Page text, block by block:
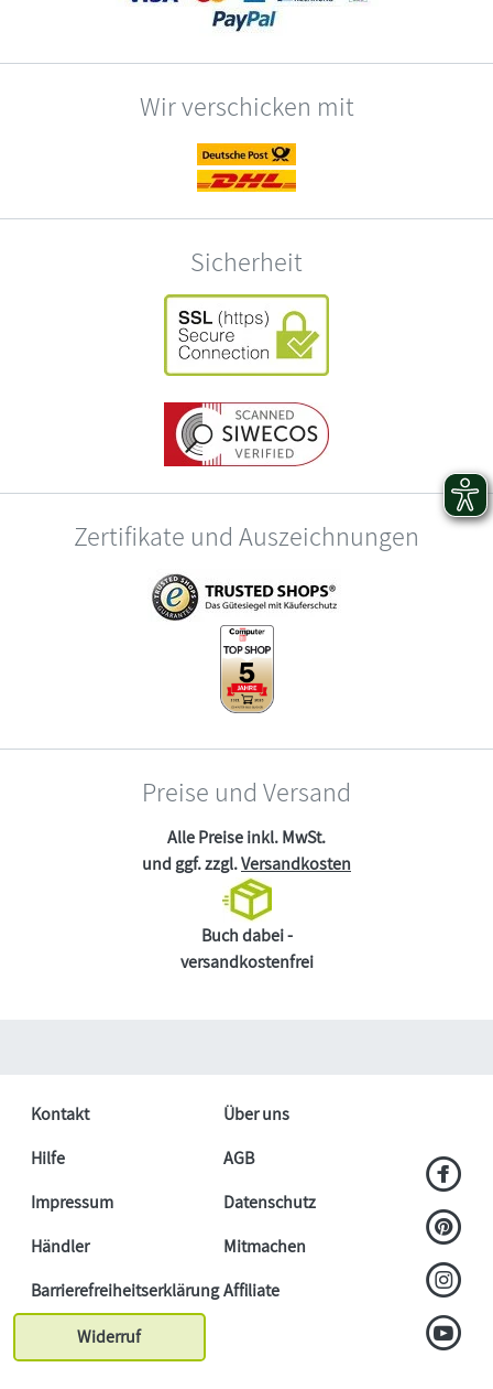
Wir verschicken mit
Sicherheit
Zertifikate und Auszeichnungen
Preise und Versand
Alle Preise inkl. MwSt.
und ggf. zzgl.Versandkosten
Buch dabei -
versandkostenfrei
Kontakt
Über uns
Hilfe
AGB
Impressum
Datenschutz
Händler
Mitmachen
BarrierefreiheitserklärungAffiliate
Widerruf